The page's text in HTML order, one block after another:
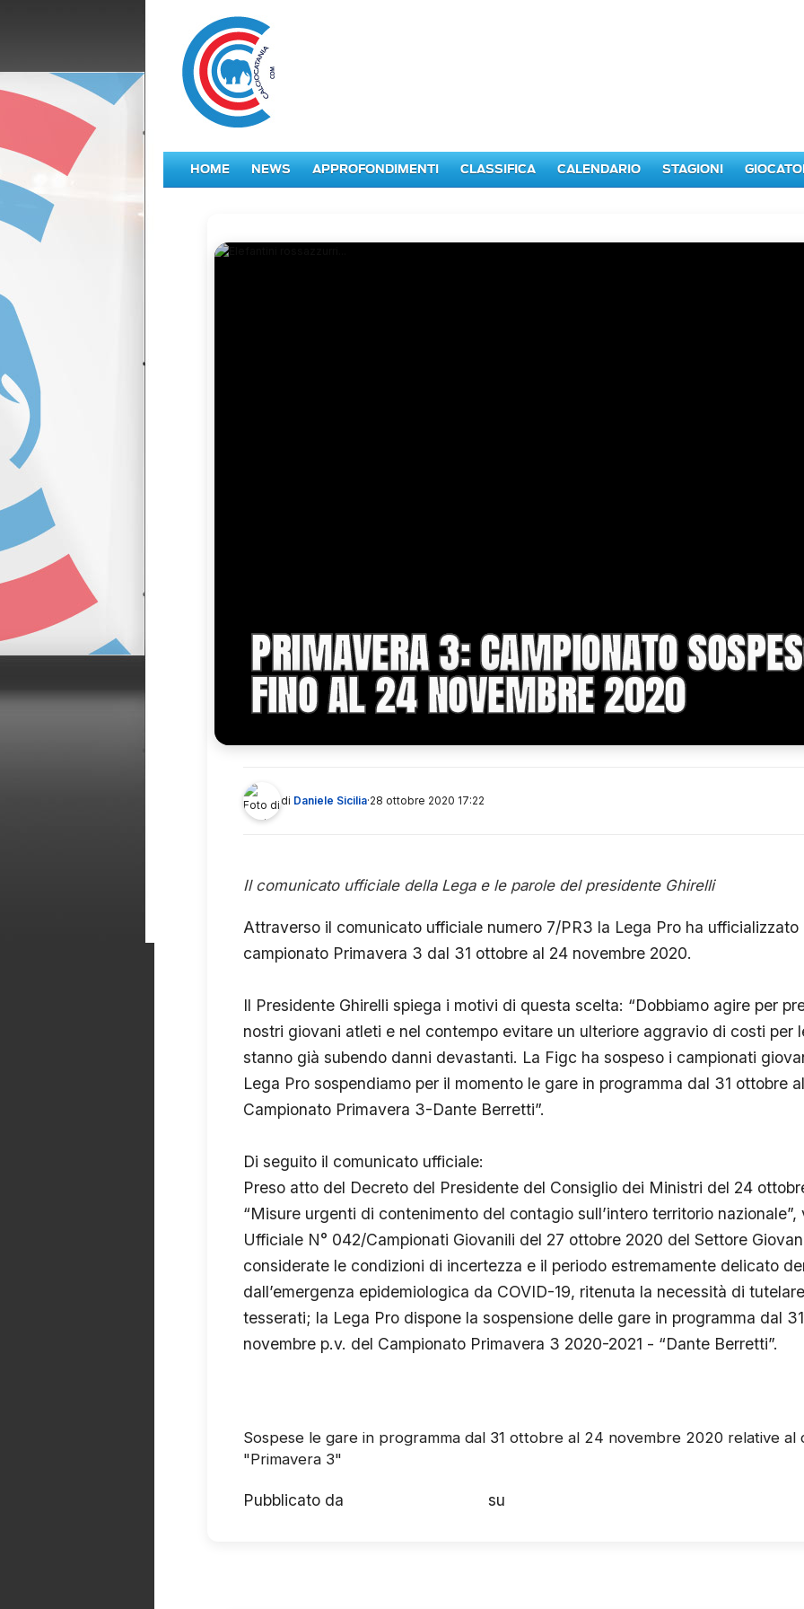
HOME NEWS APPROFONDIMENTI CLASSIFICA CALENDARIO STAGIONI
PRIMAVERA 3: CAMPIONATO
FINO AL 24 NOVEMBRE 2020
di Daniele Sicilia·28 ottobre 2020 17:22
Il comunicato ufficiale della Lega e le parole del presidente Ghirelli
Attraverso il comunicato ufficiale numero 7/PR3 la Lega Pro ha ufficializzato
campionato Primavera 3 dal 31 ottobre al 24 novembre 2020.
Il Presidente Ghirelli spiega i motivi di questa scelta: “Dobbiamo agire per
nostri giovani atleti e nel contempo evitare un ulteriore aggravio di costi per
stanno già subendo danni devastanti. La Figc ha sospeso i campionati
Lega Pro sospendiamo per il momento le gare in programma dal 31 ottobre
Campionato Primavera 3-Dante Berretti”.
Di seguito il comunicato ufficiale:
Preso atto del Decreto del Presidente del Consiglio dei Ministri del 24
“Misure urgenti di contenimento del contagio sull’intero territorio
Ufficiale N° 042/Campionati Giovanili del 27 ottobre 2020 del Settore
considerate le condizioni di incertezza e il periodo estremamente delicato
dall’emergenza epidemiologica da COVID-19, ritenuta la necessità di
tesserati; la Lega Pro dispone la sospensione delle gare in programma dal
novembre p.v. del Campionato Primavera 3 2020-2021 - “Dante Berretti”.
Sospese le gare in programma dal 31 ottobre al 24 novembre 2020 relative al
"Primavera 3"
Pubblicato da su